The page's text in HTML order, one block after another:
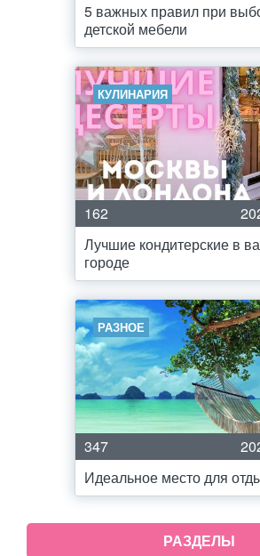
5 важных правил при
детской мебели
КУЛИНАРИЯ
162
Лучшие кондитерские в
городе
РАЗНОЕ
347
Идеальное место для
РАЗДЕЛЫ